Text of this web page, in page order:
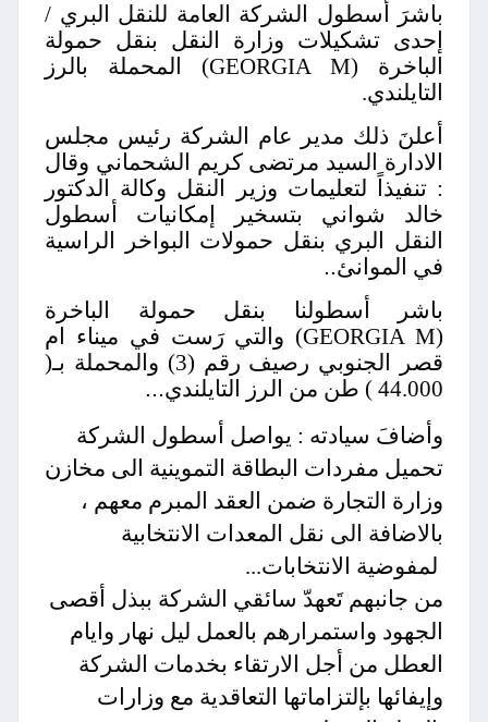
باشرَ أسطول الشركة العامة للنقل البري /
إحدى تشكيلات وزارة النقل بنقل حمولة
الباخرة (GEORGIA M) المحملة بالرز
التايلندي.
أعلنَ ذلك مدير عام الشركة رئيس مجلس
الادارة السيد مرتضى كريم الشحماني وقال
: تنفيذاً لتعليمات وزير النقل وكالة الدكتور
خالد شواني بتسخير إمكانيات أسطول
النقل البري بنقل حمولات البواخر الراسية
في الموانئ..
باشر أسطولنا بنقل حمولة الباخرة
(GEORGIA M) والتي رَست في ميناء ام
قصر الجنوبي رصيف رقم (3) والمحملة بـ(
44.000 ) طن من الرز التايلندي
...
وأضافَ سيادته : يواصل أسطول الشركة
تحميل مفردات البطاقة التموينية الى مخازن
وزارة التجارة ضمن العقد المبرم معهم ،
بالاضافة الى نقل المعدات الانتخابية
لمفوضية الانتخابات...
من جانبھم تَعهدّ سائقي الشركة ببذل أقصى
الجهود واستمرارهم بالعمل ليل نهار وايام
العطل من أجل الارتقاء بخدمات الشركة
وإيفائها بإلتزاماتها التعاقدية مع وزارات